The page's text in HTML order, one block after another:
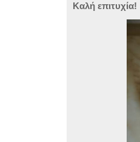
Καλή επιτυχία!